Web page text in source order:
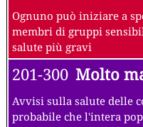
Ognuno può iniziare a
membri di gruppi
salute più gravi
201-300 Molto
Avvisi sulla salute delle
probabile che l'intera